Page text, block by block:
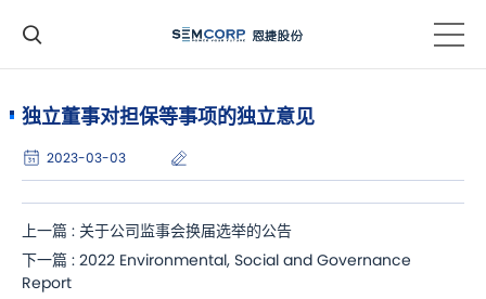
独立董事对担保等事项的独立意见
2023-03-03
上一篇 : 关于公司监事会换届选举的公告
下一篇 : 2022 Environmental, Social and Governance
Report